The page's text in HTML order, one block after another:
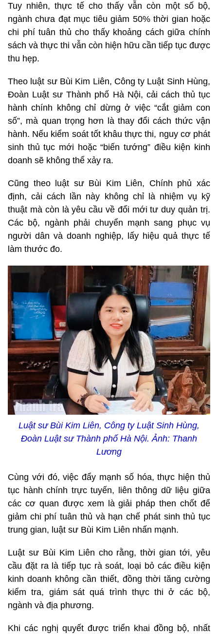
Tuy nhiên, thực tế cho thấy vẫn còn một số bộ,
ngành chưa đạt mục tiêu giảm 50% thời gian hoặc
chi phí tuân thủ cho thấy khoảng cách giữa chính
sách và thực thi vẫn còn hiện hữu cần tiếp tục được
thu hẹp.
Theo luật sư Bùi Kim Liên, Công ty Luật Sinh Hùng,
Đoàn Luật sư Thành phố Hà Nội, cải cách thủ tục
hành chính không chỉ dừng ở việc “cắt giảm con
số”, mà quan trọng hơn là thay đổi cách thức vận
hành. Nếu kiểm soát tốt khâu thực thi, nguy cơ phát
sinh thủ tục mới hoặc “biến tướng” điều kiện kinh
doanh sẽ không thể xảy ra.
Cũng theo luật sư Bùi Kim Liên, Chính phủ xác
định, cải cách lần này không chỉ là nhiệm vụ kỹ
thuật mà còn là yêu cầu về đổi mới tư duy quản trị.
Các bộ, ngành phải chuyển mạnh sang phục vụ
người dân và doanh nghiệp, lấy hiệu quả thực tế
làm thước đo.
Luật sư Bùi Kim Liên, Công ty Luật Sinh Hùng,
Đoàn Luật sư Thành phố Hà Nội. Ảnh: Thanh
Lương
Cùng với đó, việc đẩy mạnh số hóa, thực hiện thủ
tục hành chính trực tuyến, liên thông dữ liệu giữa
các cơ quan được xem là giải pháp then chốt để
giảm chi phí tuân thủ và hạn chế phát sinh thủ tục
trung gian, luật sư Bùi Kim Liên nhấn mạnh.
Luật sư Bùi Kim Liên cho rằng, thời gian tới, yêu
cầu đặt ra là tiếp tục rà soát, loại bỏ các điều kiện
kinh doanh không cần thiết, đồng thời tăng cường
kiểm tra, giám sát quá trình thực thi ở các bộ,
ngành và địa phương.
Khi các nghị quyết được triển khai đồng bộ, nhất